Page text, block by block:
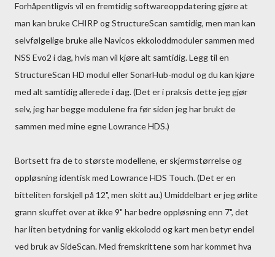
Forhåpentligvis vil en fremtidig softwareoppdatering gjøre at
man kan bruke CHIRP og StructureScan samtidig, men man kan
selvfølgelige bruke alle Navicos ekkoloddmoduler sammen med
NSS Evo2 i dag, hvis man vil kjøre alt samtidig. Legg til en
StructureScan HD modul eller SonarHub-modul og du kan kjøre
med alt samtidig allerede i dag. (Det er i praksis dette jeg gjør
selv, jeg har begge modulene fra før siden jeg har brukt de
sammen med mine egne Lowrance HDS.)
Bortsett fra de to største modellene, er skjermstørrelse og
oppløsning identisk med Lowrance HDS Touch. (Det er en
bitteliten forskjell på 12", men skitt au.) Umiddelbart er jeg ørlite
grann skuffet over at ikke 9" har bedre oppløsning enn 7", det
har liten betydning for vanlig ekkolodd og kart men betyr endel
ved bruk av SideScan. Med fremskrittene som har kommet hva